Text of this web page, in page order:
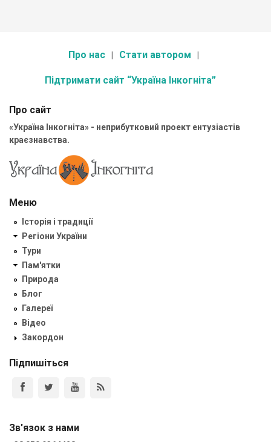
Про нас Стати автором
Підтримати сайт “Україна Інкогніта”
Про сайт
«Україна Інкогніта» - неприбутковий проект ентузіастів
краєзнавства.
Меню
Історія і традиції
Регіони України
Тури
Пам'ятки
Природа
Блог
Галереї
Відео
Закордон
Підпишіться
Зв'язок з нами